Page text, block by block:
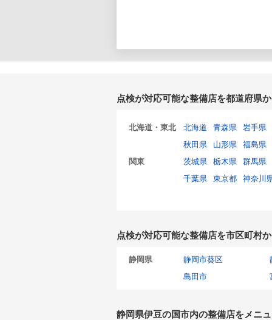
点検が対応可能な整備店を都道府県
北海道・東北 北海道 青森県
岩手県
秋田県
山形県
福島県
関東
茨城県 栃木県
群馬県
千葉県
東京都 神奈川
点検が対応可能な整備店を市区町村
静岡県 静岡市葵区
島田市
静岡県伊豆の国市内の整備店をメニ